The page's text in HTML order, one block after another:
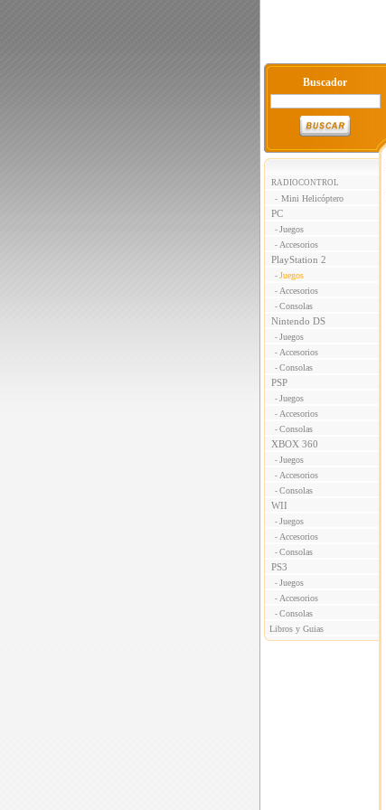
Buscador
RADIOCONTROL
- Mini Helicóptero
PC
- Juegos
- Accesorios
PlayStation 2
- Juegos
- Accesorios
- Consolas
Nintendo DS
- Juegos
- Accesorios
- Consolas
PSP
- Juegos
- Accesorios
- Consolas
XBOX 360
- Juegos
- Accesorios
- Consolas
WII
- Juegos
- Accesorios
- Consolas
PS3
- Juegos
- Accesorios
- Consolas
Libros y Guias